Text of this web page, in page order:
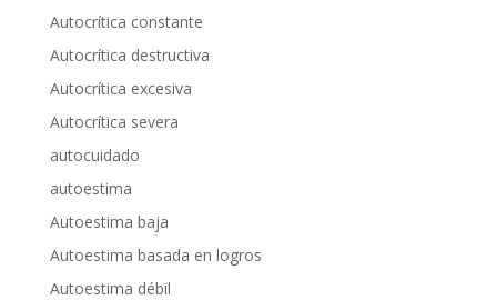
Autocrítica constante
Autocrítica destructiva
Autocrítica excesiva
Autocrítica severa
autocuidado
autoestima
Autoestima baja
Autoestima basada en logros
Autoestima débil